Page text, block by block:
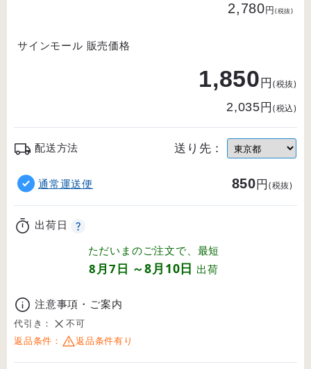
2,780円(税抜)
サインモール 販売価格
1,850円(税抜)
2,035円(税込)
配送方法 送り先：
通常運送便 850円(税抜)
出荷日
ただいまのご注文で、最短
8月7日 ～8月10日 出荷
注意事項・ご案内
代引き：
不可
返品条件：
返品条件有り